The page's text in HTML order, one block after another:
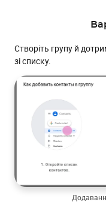
Створіть групу й
зі списку.